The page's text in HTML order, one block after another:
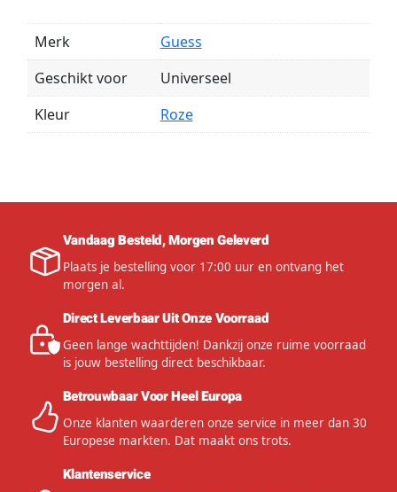
Merk
Guess
Geschikt voor
Universeel
Kleur
Roze
Vandaag Besteld, Morgen Geleverd
Plaats je bestelling voor 17:00 uur en ontvang het
morgen al.
Direct Leverbaar Uit Onze Voorraad
Geen lange wachttijden! Dankzij onze ruime voorraad
is jouw bestelling direct beschikbaar.
Betrouwbaar Voor Heel Europa
Onze klanten waarderen onze service in meer dan 30
Europese markten. Dat maakt ons trots.
Klantenservice